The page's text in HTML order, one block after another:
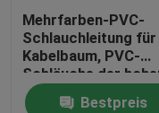
Mehrfarben-PVC-
Schlauchleitung für
Kabelbaum, PVC-
Schläuche der
Temperatur
Bestpreis